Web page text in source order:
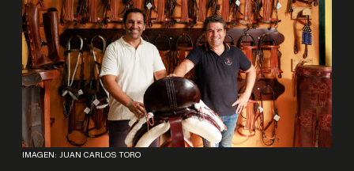
IMAGEN: JUAN CARLOS TORO